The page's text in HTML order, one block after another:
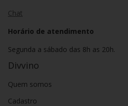
Chat
Horário de atendimento
Segunda a sábado das 8h as 20h.
Divvino
Quem somos
Cadastro